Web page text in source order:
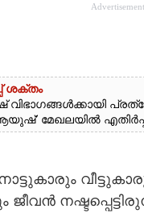
Advertisement
ശക്തം
മേഖലയിൽ
ജീവൻ